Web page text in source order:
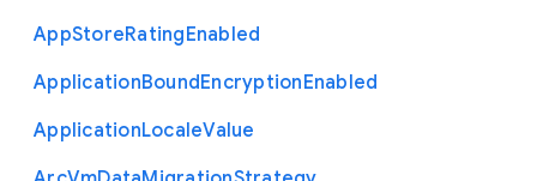
AppStoreRatingEnabled
ApplicationBoundEncryptionEnabled
ApplicationLocaleValue